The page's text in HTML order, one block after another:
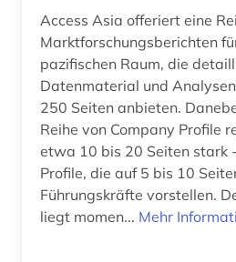
bürokratie (1)
büroorganisation (1)
cd-rom (4)
charles (1809-1882) (1)
Access Asia offeriert eine
Marktforschungsberichten
pazifischen Raum, die
Datenmaterial und
250 Seiten anbieten.
Reihe von Company Profile
etwa 10 bis 20 Seiten stark
Profile, die auf 5 bis 10
Führungskräfte vorstellen.
liegt momen... Mehr